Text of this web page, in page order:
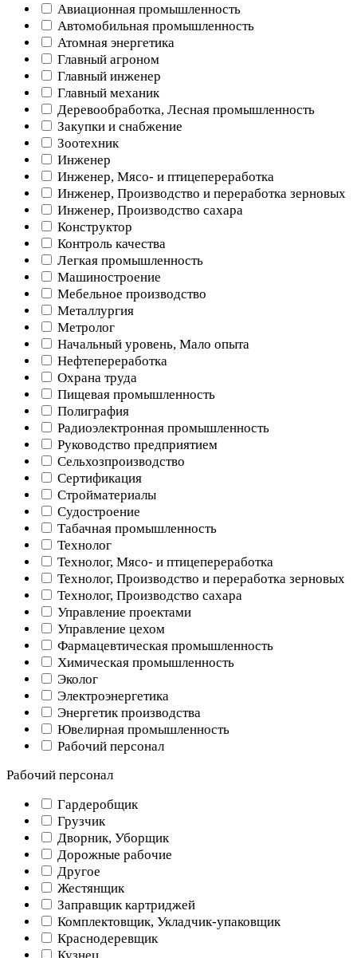
Авиационная промышленность
Автомобильная промышленность
Атомная энергетика
Главный агроном
Главный инженер
Главный механик
Деревообработка, Лесная промышленность
Закупки и снабжение
Зоотехник
Инженер
Инженер, Мясо- и птицепереработка
Инженер, Производство и переработка зерновых
Инженер, Производство сахара
Конструктор
Контроль качества
Легкая промышленность
Машиностроение
Мебельное производство
Металлургия
Метролог
Начальный уровень, Мало опыта
Нефтепереработка
Охрана труда
Пищевая промышленность
Полиграфия
Радиоэлектронная промышленность
Руководство предприятием
Сельхозпроизводство
Сертификация
Стройматериалы
Судостроение
Табачная промышленность
Технолог
Технолог, Мясо- и птицепереработка
Технолог, Производство и переработка зерновых
Технолог, Производство сахара
Управление проектами
Управление цехом
Фармацевтическая промышленность
Химическая промышленность
Эколог
Электроэнергетика
Энергетик производства
Ювелирная промышленность
Рабочий персонал
Рабочий персонал
Гардеробщик
Грузчик
Дворник, Уборщик
Дорожные рабочие
Другое
Жестянщик
Заправщик картриджей
Комплектовщик, Укладчик-упаковщик
Краснодеревщик